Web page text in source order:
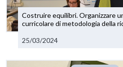
Costruire equilibri. Organizzare
curricolare di metodologia della
25/03/2024